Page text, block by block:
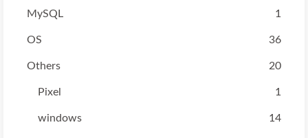
MySQL 1
OS 36
Others 20
Pixel 1
windows 14